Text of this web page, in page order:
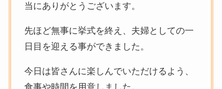
当にありがとうございます。
先ほど無事に挙式を終え、夫婦としての一
日目を迎える事ができました。
今日は皆さんに楽しんでいただけるよう、
食事や時間を用意しました。